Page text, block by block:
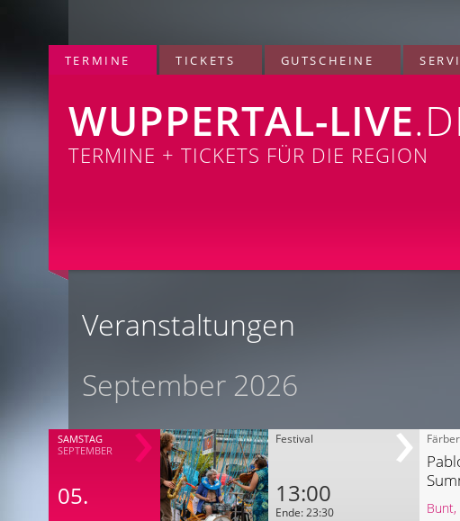
TERMINE TICKETS GUTSCHEINE
WUPPERTAL-LIVE
TERMINE + TICKETS FÜR DIE REGION
Veranstaltungen
September 2026
SAMSTAG
SEPTEMBER
05.
Festival
13:00
Ende: 23:30